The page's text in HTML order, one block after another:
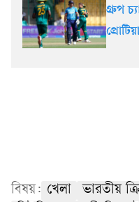
গ্রুপ
বিষয়: খেলা ভারতীয়